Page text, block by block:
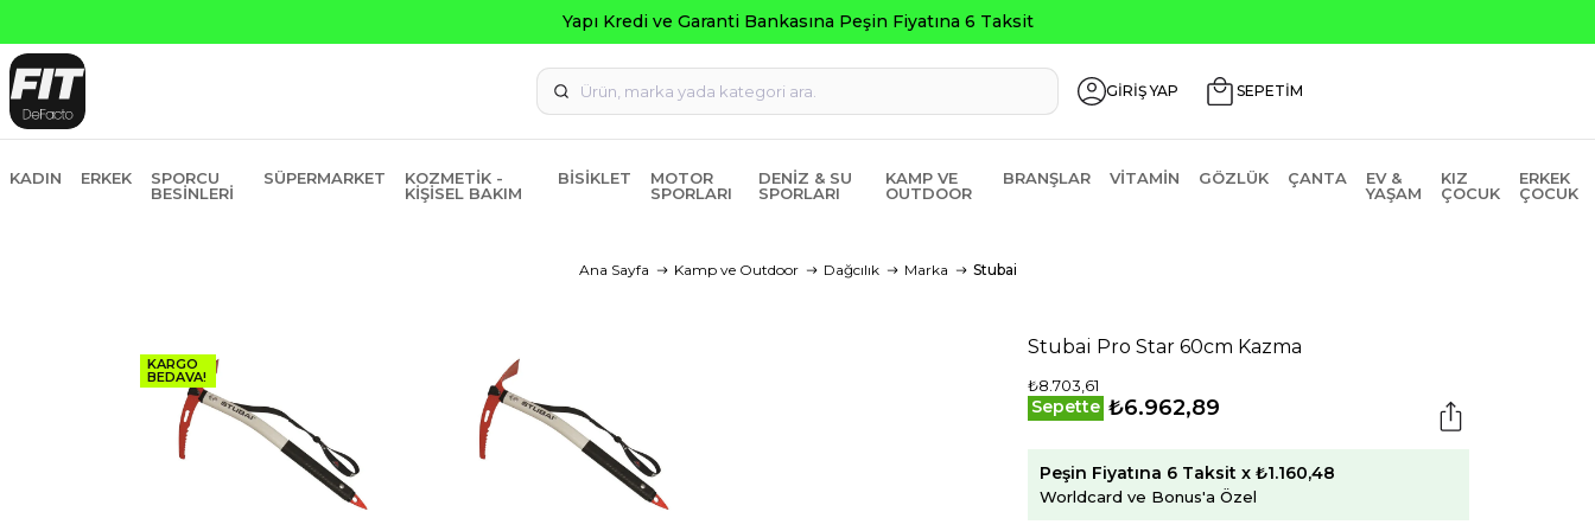
GİRİŞ YAP SEPETİM
KADIN ERKEK
SPORCU
BESINLERI
SÜPERMARKET
KOZMETIK -
KIŞISEL BAKIM
BISIKLET
MOTOR
SPORLARI
DENIZ & SU
SPORLARI
KAMP VE
OUTDOOR
BRANŞLAR VITAMIN GÖZLÜK ÇANTA
EV &
YAŞAM
KIZ
ÇOCUK
ERKEK
ÇOCUK
Ana Sayfa Kamp ve Outdoor Dağcılık Marka Stubai
KARGO
BEDAVA!
Stubai Pro Star 60cm Kazma
₺8.703,61
Sepette ₺6.962,89
Peşin Fiyatına 6 Taksit x ₺1.160,48
Worldcard ve Bonus'a Özel